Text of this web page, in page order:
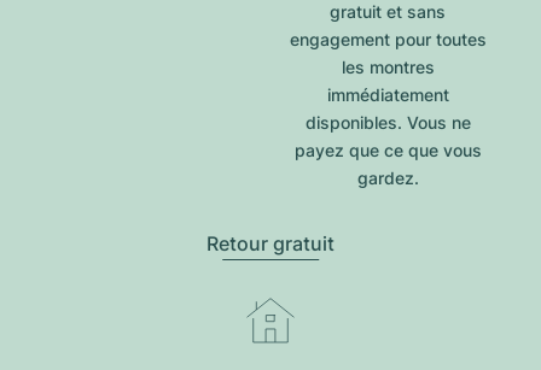
gratuit et sans
engagement pour toutes
les montres
immédiatement
disponibles. Vous ne
payez que ce que vous
gardez.
Retour gratuit